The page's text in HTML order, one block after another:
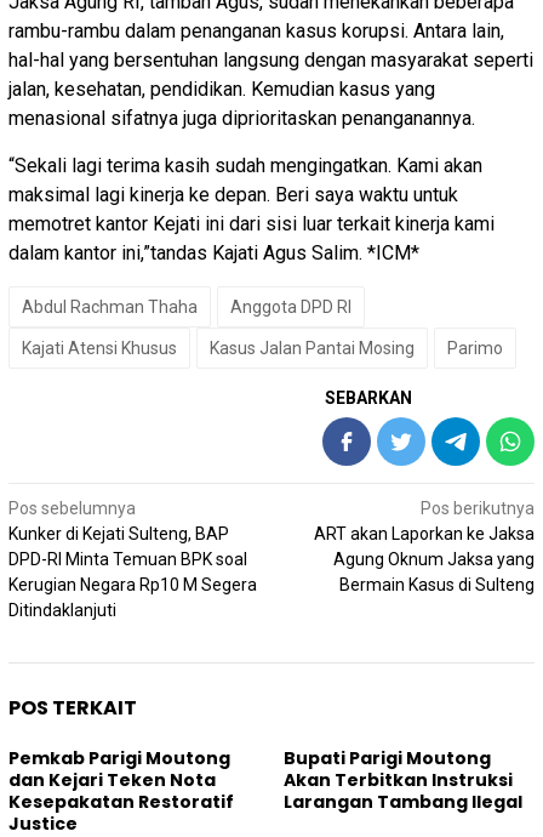
rambu-rambu dalam penanganan kasus korupsi. Antara lain,
hal-hal yang bersentuhan langsung dengan masyarakat seperti
jalan, kesehatan, pendidikan. Kemudian kasus yang
menasional sifatnya juga diprioritaskan penanganannya.
“Sekali lagi terima kasih sudah mengingatkan. Kami akan
maksimal lagi kinerja ke depan. Beri saya waktu untuk
memotret kantor Kejati ini dari sisi luar terkait kinerja kami
dalam kantor ini,”tandas Kajati Agus Salim. *ICM*
Abdul Rachman Thaha Anggota DPD RI
Kajati Atensi Khusus Kasus Jalan Pantai Mosing Parimo
SEBARKAN
Navigasi
pos
Pos sebelumnya
Kunker di Kejati Sulteng, BAP
DPD-RI Minta Temuan BPK soal
Kerugian Negara Rp10 M Segera
Ditindaklanjuti
Pos berikutnya
ART akan Laporkan ke Jaksa
Agung Oknum Jaksa yang
Bermain Kasus di Sulteng
POS TERKAIT
Pemkab Parigi Moutong
dan Kejari Teken Nota
Kesepakatan Restoratif
Justice
Bupati Parigi Moutong
Akan Terbitkan Instruksi
Larangan Tambang Ilegal